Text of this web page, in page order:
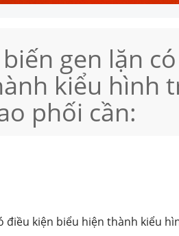
gen lặn
kiểu hình
phối cần:
điều kiện biểu hiện thành kiểu